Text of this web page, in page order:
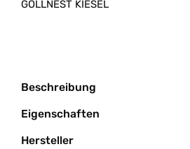
GOLLNEST KIESEL
Beschreibung
Eigenschaften
Hersteller